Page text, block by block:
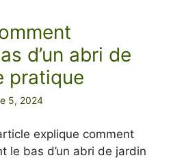
d’un abri de
pratique
5, 2024
explique comment
le bas d’un abri de jardin